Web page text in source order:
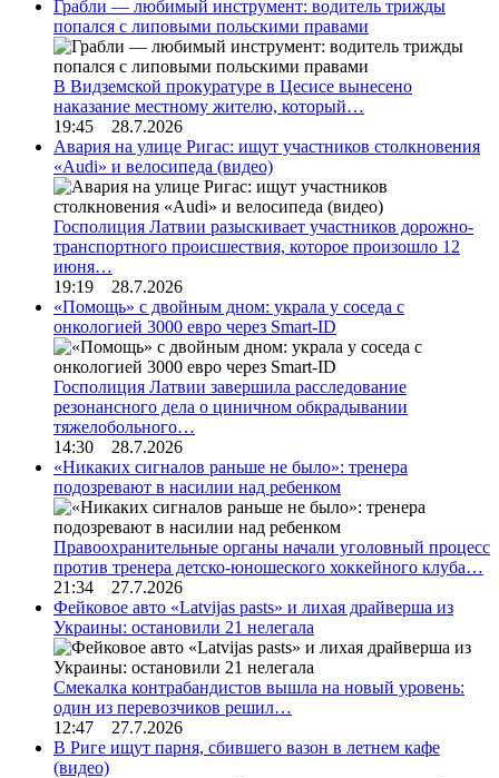
Грабли — любимый инструмент: водитель трижды
попался с липовыми польскими правами
В Видземской прокуратуре в Цесисе вынесено
наказание местному жителю, который…
19:45 28.7.2026
Авария на улице Ригас: ищут участников столкновения
«Audi» и велосипеда (видео)
Госполиция Латвии разыскивает участников дорожно-
транспортного происшествия, которое произошло 12
июня…
19:19 28.7.2026
«Помощь» с двойным дном: украла у соседа с
онкологией 3000 евро через Smart-ID
Госполиция Латвии завершила расследование
резонансного дела о циничном обкрадывании
тяжелобольного…
14:30 28.7.2026
«Никаких сигналов раньше не было»: тренера
подозревают в насилии над ребенком
Правоохранительные органы начали уголовный процесс
против тренера детско-юношеского хоккейного клуба…
21:34 27.7.2026
Фейковое авто «Latvijas pasts» и лихая драйверша из
Украины: остановили 21 нелегала
Смекалка контрабандистов вышла на новый уровень:
один из перевозчиков решил…
12:47 27.7.2026
В Риге ищут парня, сбившего вазон в летнем кафе
(видео)